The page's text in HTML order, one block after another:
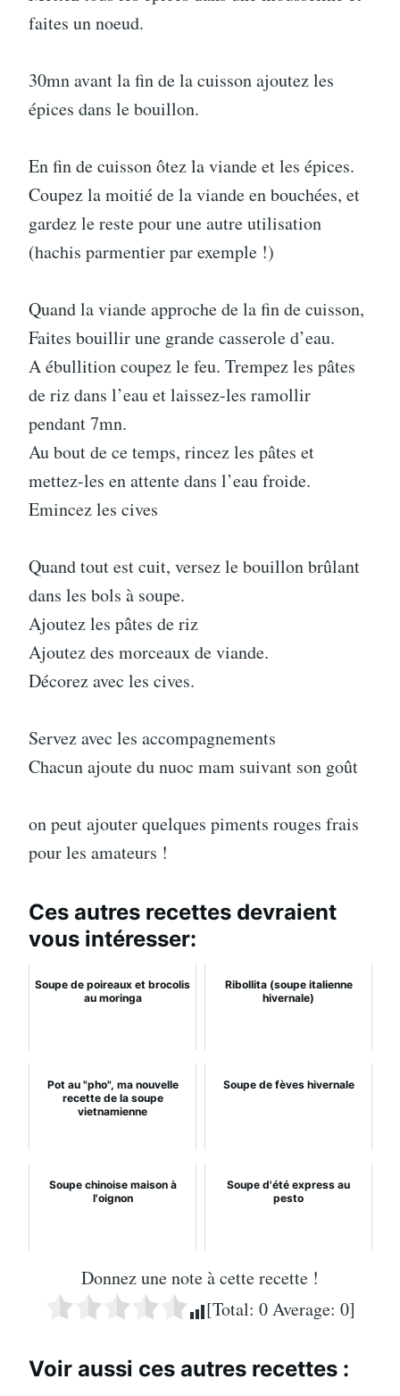
faites un noeud.
30mn avant la fin de la cuisson ajoutez les
épices dans le bouillon.
En fin de cuisson ôtez la viande et les épices.
Coupez la moitié de la viande en bouchées, et
gardez le reste pour une autre utilisation
(hachis parmentier par exemple !)
Quand la viande approche de la fin de cuisson,
Faites bouillir une grande casserole d’eau.
A ébullition coupez le feu. Trempez les pâtes
de riz dans l’eau et laissez-les ramollir
pendant 7mn.
Au bout de ce temps, rincez les pâtes et
mettez-les en attente dans l’eau froide.
Emincez les cives
Quand tout est cuit, versez le bouillon brûlant
dans les bols à soupe.
Ajoutez les pâtes de riz
Ajoutez des morceaux de viande.
Décorez avec les cives.
Servez avec les accompagnements
Chacun ajoute du nuoc mam suivant son goût
on peut ajouter quelques piments rouges frais
pour les amateurs !
Ces autres recettes devraient
vous intéresser:
Soupe de poireaux et brocolis
au moringa
Ribollita (soupe italienne
hivernale)
Pot au "pho", ma nouvelle
recette de la soupe
vietnamienne
Soupe de fèves hivernale
Soupe chinoise maison à
l'oignon
Soupe d'été express au
pesto
Donnez une note à cette recette !
[Total: 0Average: 0]
Voir aussi ces autres recettes :